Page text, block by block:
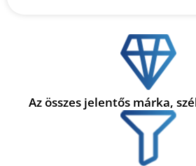
Az összes jelentős márka,